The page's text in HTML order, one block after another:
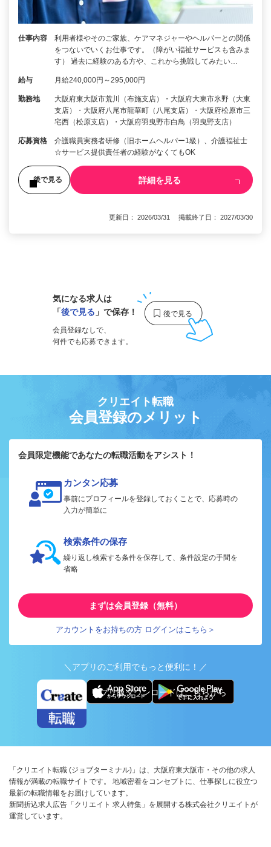
仕事内容
利用者様やそのご家族、ケアマネジャーやヘルパーとの関係
をつないでいくお仕事です。（障がい福祉サービスも含みま
す） 過去に経験のある方や、これから挑戦してみたい…
給与 月給240,000円～295,000円
勤務地
大阪府東大阪市荒川（布施支店）・大阪府大東市氷野（大東
支店）・大阪府八尾市龍華町（八尾支店）・大阪府松原市三
宅西（松原支店）・大阪府羽曳野市白鳥（羽曳野支店）
応募資格
介護職員実務者研修（旧ホームヘルパー1級）、介護福祉士
☆サービス提供責任者の経験がなくてもOK
後で見る 詳細を見る
更新日： 2026/03/31 掲載終了日： 2027/03/30
気になる求人は
「後で見る 」で保存！
会員登録なしで、
何件でも応募できます。
クリエイト転職
会員登録のメリット
会員限定機能であなたの転職活動をアシスト！
カンタン応募
事前にプロフィールを登録しておくことで、応募時の
入力が簡単に
検索条件の保存
繰り返し検索する条件を保存して、条件設定の手間を
省略
まずは会員登録（無料）
アカウントをお持ちの方 ログインはこちら＞
＼アプリのご利用でもっと便利に！／
アプリ版ダウンロードはこちらから
「クリエイト転職 (ジョブターミナル)」は、大阪府東大阪市・その他の求人
情報が満載の転職サイトです。 地域密着をコンセプトに、仕事探しに役立つ
最新の転職情報をお届けしています。
新聞折込求人広告「クリエイト 求人特集」を展開する株式会社クリエイトが
運営しています。